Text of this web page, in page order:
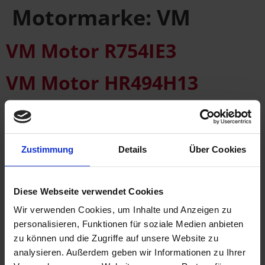
Zustimmung Details Über Cookies
Diese Webseite verwendet Cookies
Wir verwenden Cookies, um Inhalte und Anzeigen zu
personalisieren, Funktionen für soziale Medien anbieten
zu können und die Zugriffe auf unsere Website zu
analysieren. Außerdem geben wir Informationen zu Ihrer
Motormarke: VM
VM Motor R754IE3
VM Motor HR494H13
VM Motor D754E2
VM Motor R754EU5
VM Motor D754TE2
VM Motor R754TE4